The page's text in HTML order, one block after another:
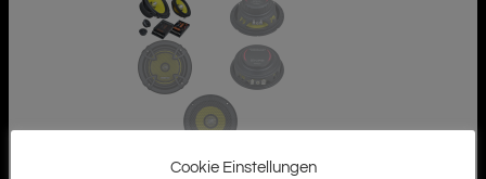
Cookie Einstellungen